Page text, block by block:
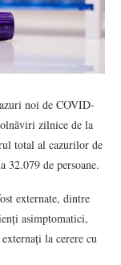
noi de COVID-
zilnice de la
total al cazurilor de
32.079 de persoane.
externate, dintre
asimptomatici,
la cerere cu